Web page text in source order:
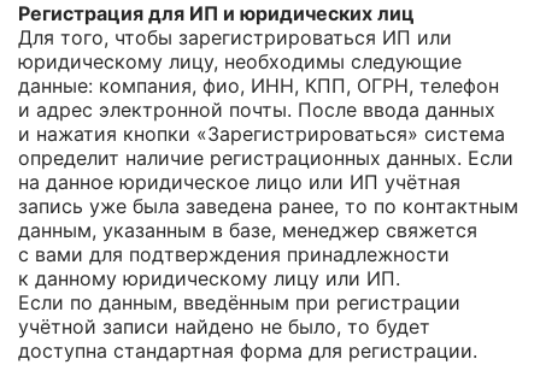
Регистрация для ИП и юридических лиц
Для того, чтобы зарегистрироваться ИП или
юридическому лицу, необходимы следующие
данные: компания, фио, ИНН, КПП, ОГРН, телефон
и адрес электронной почты. После ввода данных
и нажатия кнопки «Зарегистрироваться» система
определит наличие регистрационных данных. Если
на данное юридическое лицо или ИП учётная
запись уже была заведена ранее, то по контактным
данным, указанным в базе, менеджер свяжется
с вами для подтверждения принадлежности
к данному юридическому лицу или ИП.
Если по данным, введённым при регистрации
учётной записи найдено не было, то будет
доступна стандартная форма для регистрации.